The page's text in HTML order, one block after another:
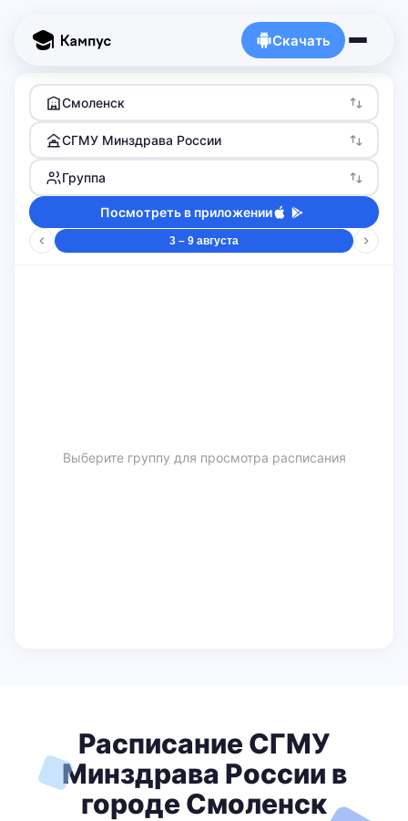
Скачать
Смоленск
СГМУ Минздрава России
Группа
Посмотреть в приложении
3 – 9 августа
Выберите группу для просмотра расписания
Расписание СГМУ
Минздрава России в
городе Смоленск